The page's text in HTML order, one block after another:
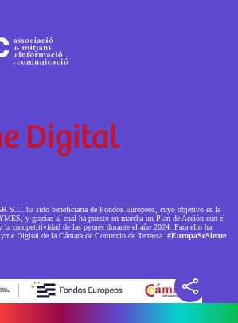
S.L. ha sido beneficiaria de Fondos Europeos, cuyo objetivo es la
y gracias al cual ha puesto en marcha un Plan de Acción con el
competitividad de las pymes durante el año 2024. Para ello ha
Digital de la Cámara de Comercio de Terrassa. #EuropaSeSiente